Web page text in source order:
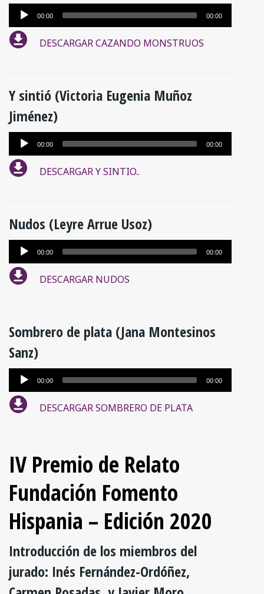
Reproductor
de
audio
00:00 00:00
DESCARGAR CAZANDO MONSTRUOS
Y sintió (Victoria Eugenia Muñoz
Jiménez)
Reproductor
de
audio
00:00 00:00
DESCARGAR Y SINTIO..
Nudos (Leyre Arrue Usoz)
Reproductor
de
audio
00:00 00:00
DESCARGAR NUDOS
Sombrero de plata (Jana Montesinos
Sanz)
Reproductor
de
audio
00:00 00:00
DESCARGAR SOMBRERO DE PLATA
IV Premio de Relato
Fundación Fomento
Hispania – Edición 2020
Introducción de los miembros del
jurado: Inés Fernández-Ordóñez,